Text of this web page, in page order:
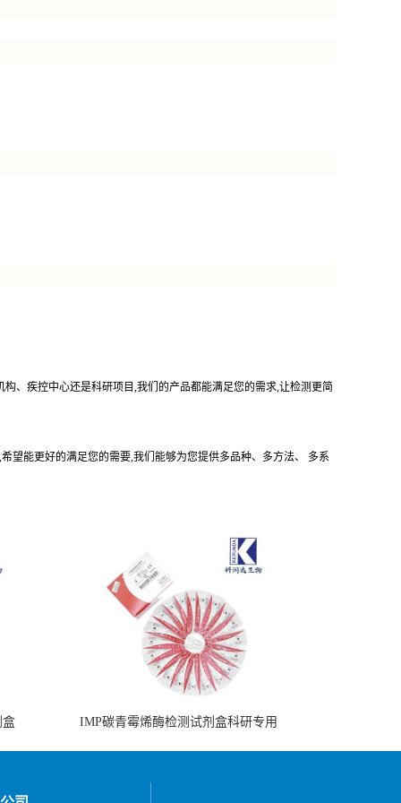
、疾控中心还是科研项目,我们的产品都能满足您的需求,让检测更简
望能更好的满足您的需要,我们能够为您提供多品种、多方法、 多系
盒 IMP碳青霉烯酶检测试剂盒科研专用